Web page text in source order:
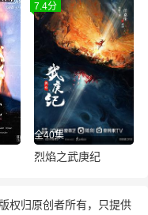
7.4分
全40集
烈焰之武庚纪
权归原创者所有，只提供